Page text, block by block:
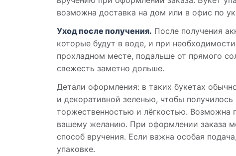
возможна доставка на дом или в офис по
Уход после получения. После получения
которые будут в воде, и при
прохладном месте, подальше от прямого
свежесть заметно дольше.
Детали оформления: в таких букетах
и декоративной зеленью, чтобы
торжественностью и лёгкостью. Возможна
вашему желанию. При оформлении заказа
способ вручения. Если важна особая
упаковке.